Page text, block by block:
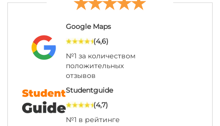
Google Maps
(4,6)
№1 за количеством
положительных
отзывов
Studentguide
(4,7)
№1 в рейтинге